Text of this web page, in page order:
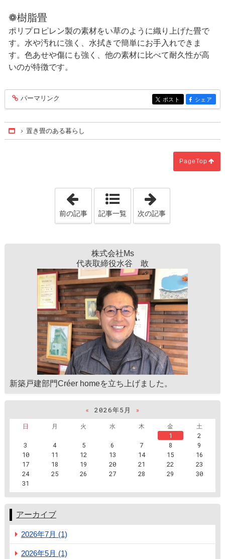
❁樹脂畳
ポリプロピレン製の素材をい草のように織り上げた畳で
す。水や汚れに強く、水拭きで簡単にお手入れできま
す。色あせや傷にも強く、他の素材に比べて耐久性が高
いのが特徴です。
entry379
パーマリンク entry379
ポスト entry379
シェア
Home
置き畳のある暮らし
PageTop
「お部屋のカラーコーディネート」
前の記事 記事一覧 次の記事
株式会社Ms
代表取締役水谷 敢
新築戸建部門Créer homeを立ち上げました。
« 2026年5月
»
日
月 火 水 木 金
土
1
2
3
4 5 6 7 8
9
10
11 12 13 14 15
16
17
18 19 20 21 22
23
24
25 26 27 28 29
30
31
アーカイブ
2026年7月 (1)
2026年5月 (1)